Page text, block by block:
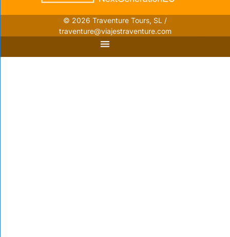
© 2026 Traventure Tours, SL /
traventure@viajestraventure.com